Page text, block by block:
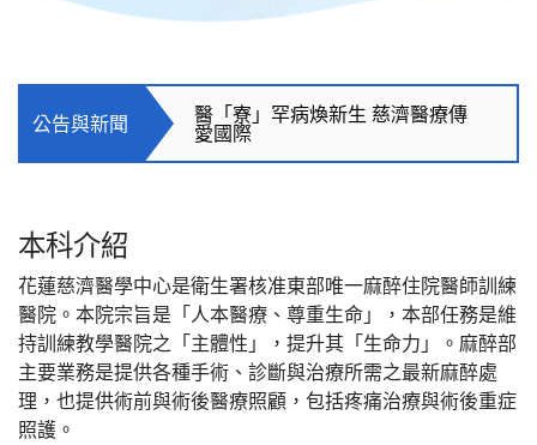
公告與新聞 醫「寮」罕病煥新生 慈濟醫療傳
愛國際
五周年
微創介入性腦中風治療，掌握先
機可降低傷害
本科介紹
花蓮慈濟醫學中心是衛生署核准東部唯一麻醉住院醫師訓練
醫院。本院宗旨是「人本醫療、尊重生命」，本部任務是維
持訓練教學醫院之「主體性」，提升其「生命力」。麻醉部
主要業務是提供各種手術、診斷與治療所需之最新麻醉處
理，也提供術前與術後醫療照顧，包括疼痛治療與術後重症
照護。